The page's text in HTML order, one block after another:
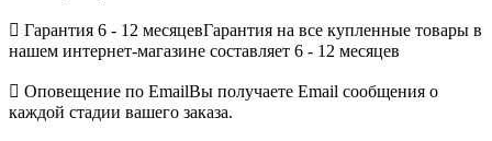
 Гарантия 6 - 12 месяцевГарантия на все купленные товары в
нашем интернет-магазине составляет 6 - 12 месяцев
 Оповещение по EmailВы получаете Email сообщения о
каждой стадии вашего заказа.